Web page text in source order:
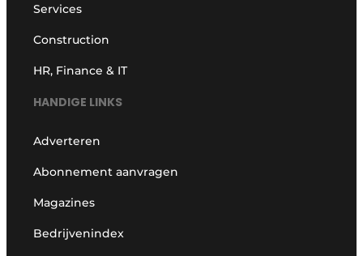
Services
Construction
HR, Finance & IT
HANDIGE LINKS
Adverteren
Abonnement aanvragen
Magazines
Bedrijvenindex